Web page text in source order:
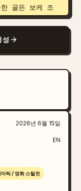
골든 보케 조
역동적인 원근
얼리즘, 8K, 수
곡된 손, 여분의
얼굴, 플라스
아티팩트, 노
밖으로 나감, 변
2026년 6월 15일
EN
틱 / 영화 스틸컷